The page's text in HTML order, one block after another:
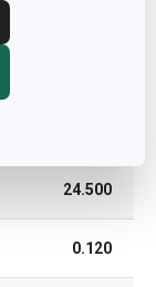
24.500
0.120